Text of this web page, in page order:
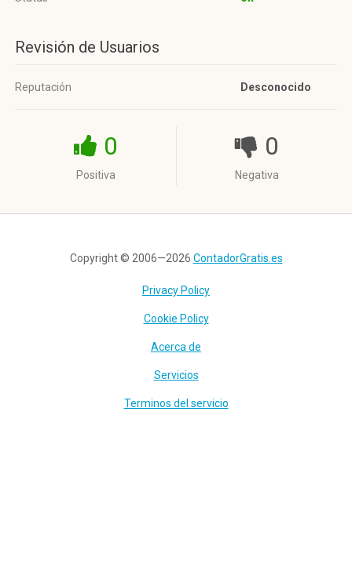
Revisión de Usuarios
Reputación Desconocido
0
Positiva
0
Negativa
Copyright © 2006—2026 ContadorGratis.es
Privacy Policy
Cookie Policy
Acerca de
Servicios
Terminos del servicio